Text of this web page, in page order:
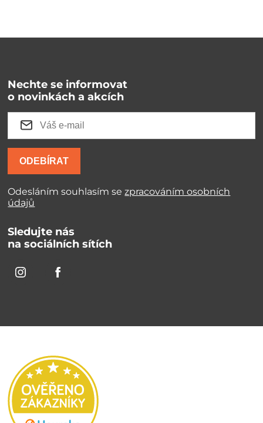
Nechte se informovat
o novinkách a akcích
ODEBÍRAT
Odesláním souhlasím sezpracováním osobních
údajů
Sledujte nás
na sociálních sítích